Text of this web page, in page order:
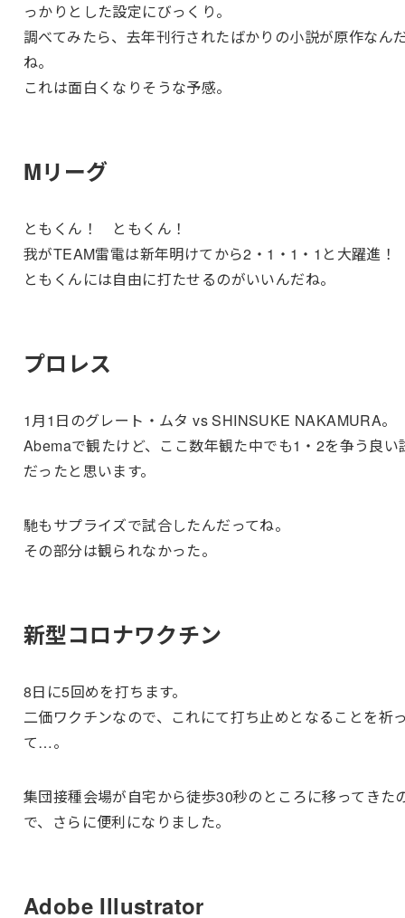
っかりとした設定にびっくり。
調べてみたら、去年刊行されたばかりの小説が原作なん
ね。
これは面白くなりそうな予感。
Mリーグ
ともくん！ ともくん！
我がTEAM雷電は新年明けてから2・1・1・1と大躍進！
ともくんには自由に打たせるのがいいんだね。
プロレス
1月1日のグレート・ムタ vs SHINSUKE NAKAMURA。
Abemaで観たけど、ここ数年観た中でも1・2を争う良い
だったと思います。
馳もサプライズで試合したんだってね。
その部分は観られなかった。
新型コロナワクチン
8日に5回めを打ちます。
二価ワクチンなので、これにて打ち止めとなることを祈
て…。
集団接種会場が自宅から徒歩30秒のところに移ってきた
で、さらに便利になりました。
Adobe Illustrator